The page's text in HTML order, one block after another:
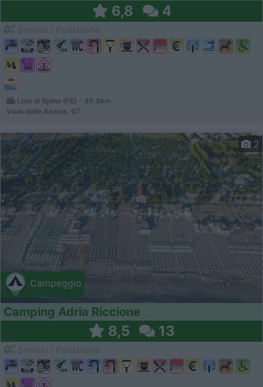
6,8 4
Lido di Spina (FE) - 39.8km
Viale delle Acacie, 67
Campeggio
2
Camping Adria Riccione
8,5 13